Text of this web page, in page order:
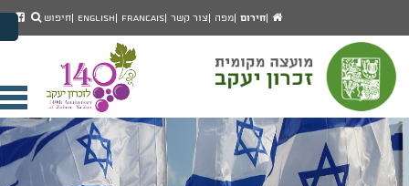
מעבר לתפריט ראשי
הגדל גודל פונט
הקטן גודל פונט
מצב ניגודיות גבוהה
מצב ניגודיות נמוכה
הצג קישורים
הצהרת נגישות
עמוד
הבית
חירום מפה צור קשר Francais
English חיפוש